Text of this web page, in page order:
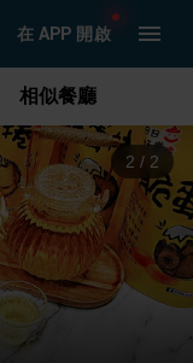
在 APP 開啟
相似餐廳
1 / 2